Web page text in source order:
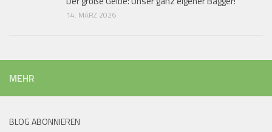
14. MÄRZ 2026
MEHR
BLOG ABONNIEREN